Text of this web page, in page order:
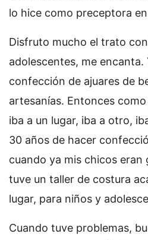
lo hice como preceptora
Disfruto mucho el trato
adolescentes, me encanta.
confección de ajuares de
artesanías. Entonces
iba a un lugar, iba a otro,
30 años de hacer
cuando ya mis chicos eran
tuve un taller de costura
lugar, para niños y
Cuando tuve problemas,